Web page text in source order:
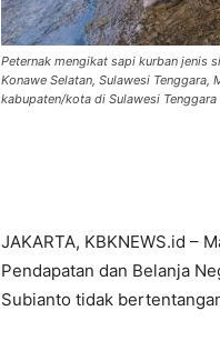
Peternak mengikat sapi kurban jenis
Konawe Selatan, Sulawesi
kabupaten/kota di Sulawesi Tenggara
JAKARTA, KBKNEWS.id –
Pendapatan dan Belanja
Subianto tidak